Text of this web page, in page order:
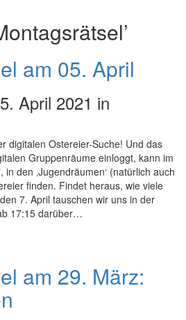
am 05. April
April 2021 in
digitalen Ostereier-Suche! Und das
Gruppenräume einloggt, kann im
in den ‚Jugendräumen‘ (natürlich auch
finden. Findet heraus, wie viele
7. April tauschen wir uns in der
17:15 darüber…
am 29. März: